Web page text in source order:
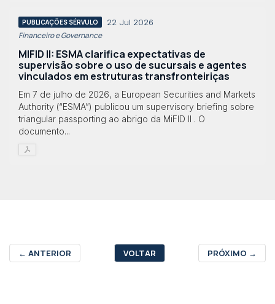
PUBLICAÇÕES SÉRVULO 22 Jul 2026
Financeiro e Governance
MIFID II: ESMA clarifica expectativas de
supervisão sobre o uso de sucursais e agentes
vinculados em estruturas transfronteiriças
Em 7 de julho de 2026, a European Securities and Markets
Authority (“ESMA”) publicou um supervisory briefing sobre
triangular passporting ao abrigo da MiFID II . O
documento...
← ANTERIOR VOLTAR PRÓXIMO →